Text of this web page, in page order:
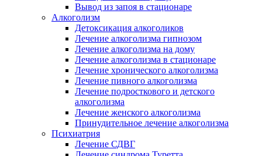
Вывод из запоя в стационаре
Алкоголизм
Детоксикация алкоголиков
Лечение алкоголизма гипнозом
Лечение алкоголизма на дому
Лечение алкоголизма в стационаре
Лечение хронического алкоголизма
Лечение пивного алкоголизма
Лечение подросткового и детского
алкоголизма
Лечение женского алкоголизма
Принудительное лечение алкоголизма
Психиатрия
Лечение СДВГ